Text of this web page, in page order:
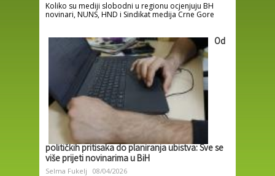
Koliko su mediji slobodni u regionu ocjenjuju BH
novinari, NUNS, HND i Sindikat medija Crne Gore
Od
političkih pritisaka do planiranja ubistva: Sve se
više prijeti novinarima u BiH
Selma Fukelj 08/04/2026